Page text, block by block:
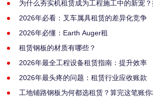
为什么夯实机租赁成为工程施工中的新宠？
2026年必看：叉车属具租赁的差异化竞争
2026年必懂：Earth Auger租
租赁钢板的材质有哪些？
2026年最全工程设备租赁指南：提升效率
2026年最头疼的问题：租赁行业应收账款
工地铺路钢板为何都选租赁？算完这笔账